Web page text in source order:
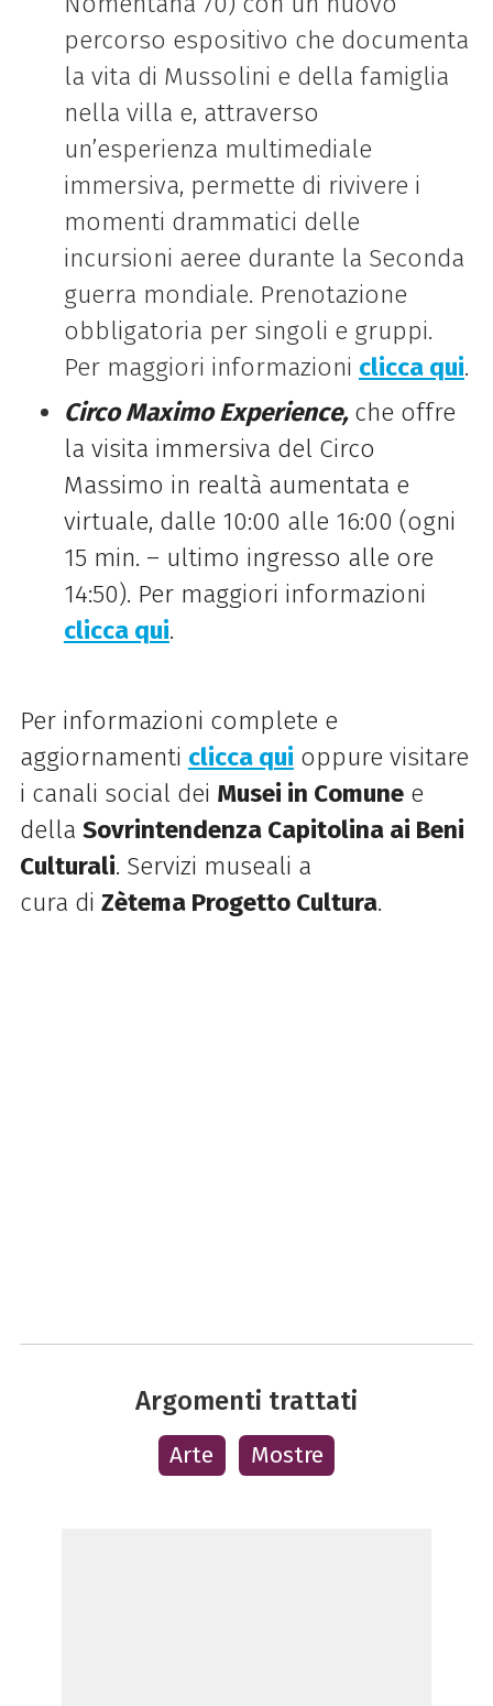
percorso espositivo che documenta
la vita di Mussolini e della famiglia
nella villa e, attraverso
un’esperienza multimediale
immersiva, permette di rivivere i
momenti drammatici delle
incursioni aeree durante la Seconda
guerra mondiale. Prenotazione
obbligatoria per singoli e gruppi.
Per maggiori informazioni clicca qui.
Circo Maximo Experience,che offre
la visita immersiva del Circo
Massimo in realtà aumentata e
virtuale, dalle 10:00 alle 16:00 (ogni
15 min. – ultimo ingresso alle ore
14:50). Per maggiori informazioni
clicca qui.
Per informazioni complete e
aggiornamenti clicca qui oppure visitare
i canali social dei Musei in Comunee
della Sovrintendenza Capitolina ai Beni
Culturali. Servizi museali a
cura di Zètema Progetto Cultura.
Argomenti trattati
Arte Mostre